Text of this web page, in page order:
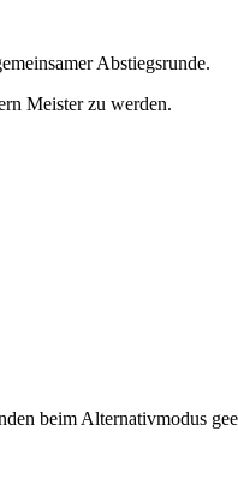
Abstiegsrunde.
Meister zu werden.
beim Alternativmodus